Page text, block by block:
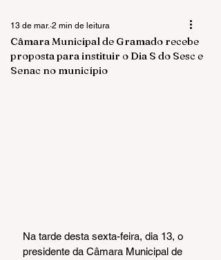
Câmara Municipal de Gramado recebe
proposta para instituir o Dia S do Sesc e
Senac no município
13 de mar. 2 min de leitura
Na tarde desta sexta-feira, dia 13, o
presidente da Câmara Municipal de